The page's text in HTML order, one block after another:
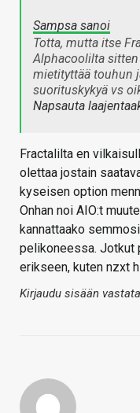
Sampsa sanoi
Totta, mutta itse
Alphacoolilta
mietityttää touhun
suorituskykyä vs
Napsauta
Fractalilta en
olettaa jostain
kyseisen option
Onhan noi AIO:t
kannattaako
pelikoneessa. Jotkut
erikseen, kuten nzxt
Kirjaudu sisään